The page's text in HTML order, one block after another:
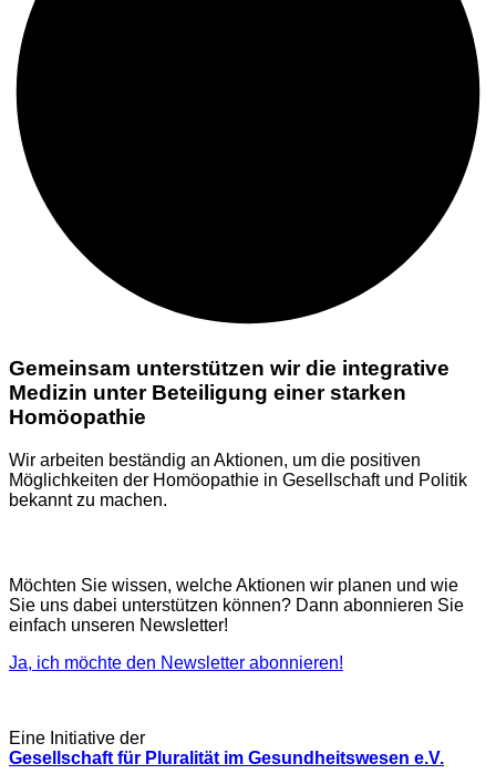
Gemeinsam unterstützen wir die integrative
Medizin unter Beteiligung einer starken
Homöopathie
Wir arbeiten beständig an Aktionen, um die positiven
Möglichkeiten der Homöopathie in Gesellschaft und Politik
bekannt zu machen.
Möchten Sie wissen, welche Aktionen wir planen und wie
Sie uns dabei unterstützen können? Dann abonnieren Sie
einfach unseren Newsletter!
Ja, ich möchte den Newsletter abonnieren!
Eine Initiative der
Gesellschaft für Pluralität im Gesundheitswesen e.V.